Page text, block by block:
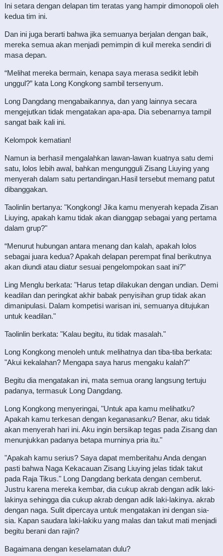
Ini setara dengan delapan tim teratas yang hampir dimonopoli oleh
kedua tim ini.
Dan ini juga berarti bahwa jika semuanya berjalan dengan baik,
mereka semua akan menjadi pemimpin di kuil mereka sendiri di
masa depan.
“Melihat mereka bermain, kenapa saya merasa sedikit lebih
unggul?” kata Long Kongkong sambil tersenyum.
Long Dangdang mengabaikannya, dan yang lainnya secara
mengejutkan tidak mengatakan apa-apa. Dia sebenarnya tampil
sangat baik kali ini.
Kelompok kematian!
Namun ia berhasil mengalahkan lawan-lawan kuatnya satu demi
satu, lolos lebih awal, bahkan mengungguli Zisang Liuying yang
menyerah dalam satu pertandingan.Hasil tersebut memang patut
dibanggakan.
Taolinlin bertanya: "Kongkong! Jika kamu menyerah kepada Zisan
Liuying, apakah kamu tidak akan dianggap sebagai yang pertama
dalam grup?"
“Menurut hubungan antara menang dan kalah, apakah lolos
sebagai juara kedua? Apakah delapan perempat final berikutnya
akan diundi atau diatur sesuai pengelompokan saat ini?”
Ling Menglu berkata: "Harus tetap dilakukan dengan undian. Demi
keadilan dan peringkat akhir babak penyisihan grup tidak akan
dimanipulasi. Dalam kompetisi warisan ini, semuanya ditujukan
untuk keadilan."
Taolinlin berkata: "Kalau begitu, itu tidak masalah."
Long Kongkong menoleh untuk melihatnya dan tiba-tiba berkata:
"Akui kekalahan? Mengapa saya harus mengaku kalah?"
Begitu dia mengatakan ini, mata semua orang langsung tertuju
padanya, termasuk Long Dangdang.
Long Kongkong menyeringai, "Untuk apa kamu melihatku?
Apakah kamu terkesan dengan keganasanku? Benar, aku tidak
akan menyerah hari ini. Aku ingin bersikap tegas pada Zisang dan
menunjukkan padanya betapa murninya pria itu."
"Apakah kamu serius? Saya dapat memberitahu Anda dengan
pasti bahwa Naga Kekacauan Zisang Liuying jelas tidak takut
pada Raja Tikus." Long Dangdang berkata dengan cemberut.
Justru karena mereka kembar, dia cukup akrab dengan adik laki-
lakinya sehingga dia cukup akrab dengan adik laki-lakinya. akrab
dengan naga. Sulit dipercaya untuk mengatakan ini dengan sia-
sia. Kapan saudara laki-lakiku yang malas dan takut mati menjadi
begitu berani dan rajin?
Bagaimana dengan keselamatan dulu?